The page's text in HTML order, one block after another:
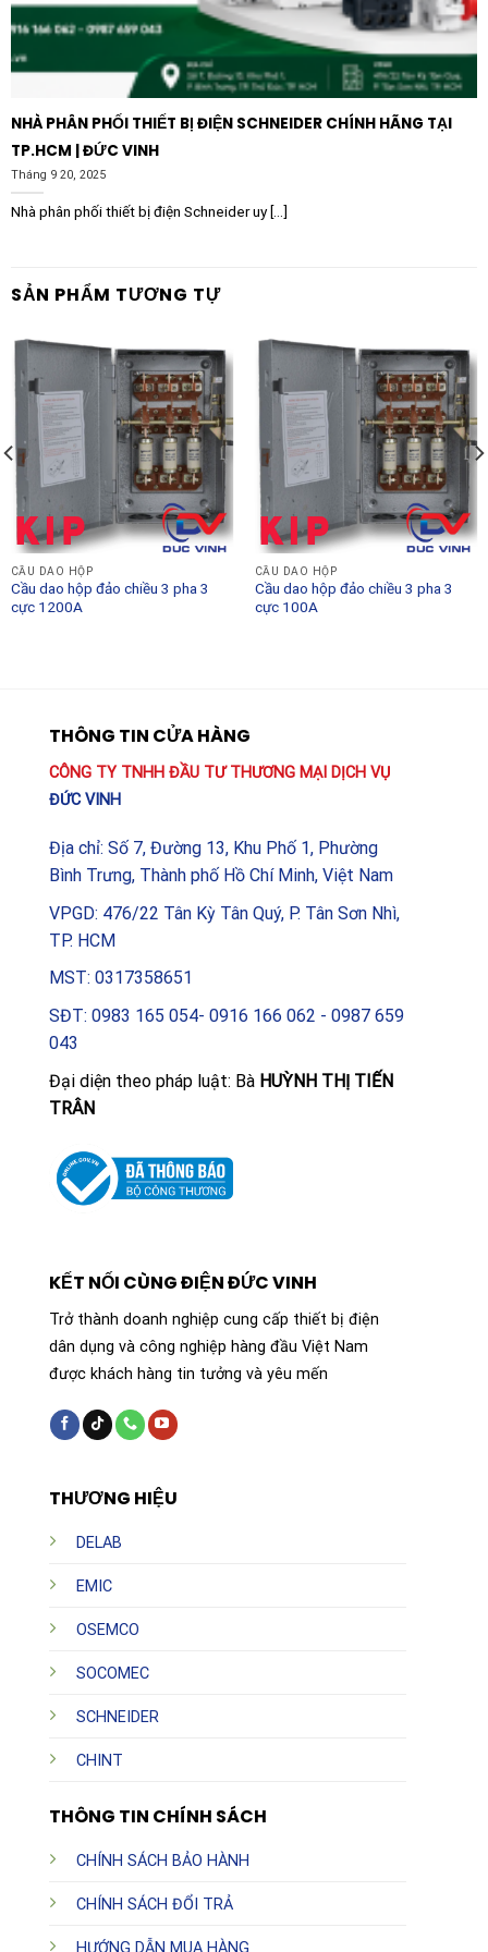
Tại sao nên chọn thương hiệu
VINAKIP là thương hiệu quốc gia có bề dày lịch sử
trong lĩnh vực sản xuất thiết bị điện tại Việt Nam. Lựa
chọn Cầu dao hộp đảo chiều 3 pha 4 cực 3000A của
VINAKIP, khách hàng không chỉ nhận được một sản
phẩm chất lượng quốc tế mà còn được hưởng chế độ
Sản phẩm được bảo hành chính hãng, linh kiện thay thế
không lo ngại về vấn đề bảo trì. Với sự thấu hiểu về
đặc điểm lưới điện và khí hậu tại Việt Nam, VINAKIP
luôn tối ưu hóa thiết kế để sản phẩm đạt độ bền cao
nhất trong mọi điều kiện thời tiết.
Đầu tư vào Cầu dao hộp đảo chiều 3 pha 4 cực 3000A
VINAKIP chính là đầu tư vào sự an tâm và bền vững
cho hệ thống điện của bạn. Hãy liên hệ với các đại lý ủy
quyền để được tư vấn kỹ thuật chuyên sâu và nhận
báo giá ưu đãi nhất cho dự án của bạn.
NHÀ PHÂN PHỐI THIẾT BỊ ĐIỆN SCHNEIDER CHÍNH HÃNG TẠI
TP.HCM | ĐỨC VINH
Tháng 9 20, 2025
Nhà phân phối thiết bị điện Schneider uy [...]
SẢN PHẨM TƯƠNG TỰ
CẦU DAO HỘP
Cầu dao hộp đảo chiều 3 pha 3
cực 1200A
CẦU DAO HỘP
Cầu dao hộp đảo chiều 3 pha 3
cực 100A
THÔNG TIN CỬA HÀNG
CÔNG TY TNHH ĐẦU TƯ THƯƠNG MẠI DỊCH VỤ
ĐỨC VINH
Địa chỉ: Số 7, Đường 13, Khu Phố 1, Phường
Bình Trưng, Thành phố Hồ Chí Minh, Việt Nam
VPGD: 476/22 Tân Kỳ Tân Quý, P. Tân Sơn Nhì,
TP. HCM
MST: 0317358651
SĐT: 0983 165 054- 0916 166 062 - 0987 659
043
Đại diện theo pháp luật: Bà HUỲNH THỊ TIẾN
TRÂN
THƯƠNG HIỆU
DELAB
EMIC
OSEMCO
SOCOMEC
SCHNEIDER
CHINT
THÔNG TIN CHÍNH SÁCH
CHÍNH SÁCH BẢO HÀNH
CHÍNH SÁCH ĐỔI TRẢ
KẾT NỐI CÙNG ĐIỆN ĐỨC VINH
Trở thành doanh nghiệp cung cấp thiết bị điện
dân dụng và công nghiệp hàng đầu Việt Nam
được khách hàng tin tưởng và yêu mến